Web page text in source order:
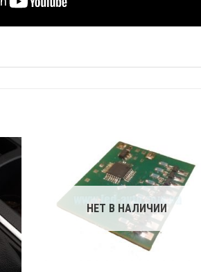
НЕТ В НАЛИЧИИ